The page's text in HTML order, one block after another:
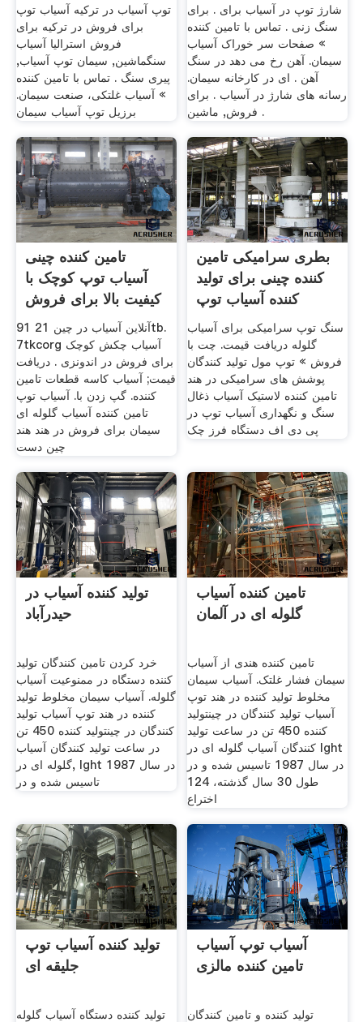
توپ آسیاب در ترکیه آسیاب توپ
برای فروش در ترکیه برای
فروش استرالیا آسیاب
سنگماشین, سیمان توپ آسیاب,
پیری سنگ . تماس با تامین کننده
» آسیاب غلتکی، صنعت سیمان.
برزیل توپ آسیاب سیمان
شارژ توپ در آسیاب برای . برای
سنگ زنی . تماس با تامین کننده
» صفحات سر خوراک آسیاب
سیمان. آهن رخ می دهد در سنگ
آهن . ای در کارخانه سیمان.
رسانه های شارژ در آسیاب . برای
فروش, ماشین .
تامین کننده چینی
آسیاب توپ کوچک با
کیفیت بالا برای فروش
آنلاین آسیاب در چین 21 91tb.
7tkcorg آسیاب چکش کوچک
برای فروش در اندونزی . دریافت
قیمت; آسیاب کاسه قطعات تامین
کننده. گپ زدن با. آسیاب توپ
تامین کننده آسیاب گلوله ای
سیمان برای فروش در هند هند
چین دست
بطری سرامیکی تامین
کننده چینی برای تولید
کننده آسیاب توپ
سنگ توپ سرامیکی برای آسیاب
گلوله دریافت قیمت. چت با
فروش » توپ مول تولید کنندگان
پوشش های سرامیکی در هند
تامین کننده لاستیک آسیاب ذغال
سنگ و نگهداری آسیاب توپ در
پی دی اف دستگاه فرز چک
تولید کننده آسیاب در
حیدرآباد
خرد کردن تامین کنندگان تولید
کننده دستگاه در ممنوعیت آسیاب
گلوله. آسیاب سیمان مخلوط تولید
کننده در هند توپ آسیاب تولید
کنندگان در چینتولید کننده 450 تن
در ساعت تولید کنندگان آسیاب
گلوله ای در, lght در سال 1987
تاسیس شده و در
تامین کننده آسیاب
گلوله ای در آلمان
تامین کننده هندی از آسیاب
سیمان فشار غلتک. آسیاب سیمان
مخلوط تولید کننده در هند توپ
آسیاب تولید کنندگان در چینتولید
کننده 450 تن در ساعت تولید
کنندگان آسیاب گلوله ای در lght
در سال 1987 تاسیس شده و در
طول 30 سال گذشته، 124
اختراع
تولید کننده آسیاب توپ
جلیقه ای
تولید کننده دستگاه آسیاب گلوله
آسیاب توپ آسیاب
تامین کننده مالزی
تولید کننده و تامین کنندگان